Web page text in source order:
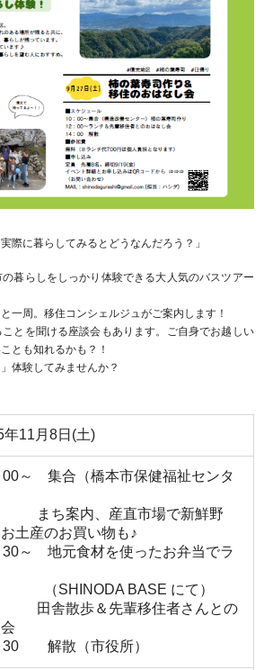
際に暮らしてみるとどうなんだろう？」
暮らしをしっかり体験できる大人気のバスツアー
一周。移住コンシェルジュがご案内します！
とを聞ける座談会もあります。ご自身でお越しい
とも知れるかも？！
体験してみませんか？
年11月8日(土)
00～ 集合（橋本市保健福祉センタ
案内、産直市場で新鮮野
土産のお買い物も♪
30～ 地元食材を使ったお弁当でラ
BASE にて）
散歩＆先輩移住者さんとの
30 解散（市役所）